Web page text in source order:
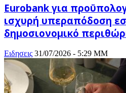
Eurobank για
ισχυρή υπεραπόδοση
δημοσιονομικό
Ειδησεις 31/07/2026 - 5:29 ΜΜ